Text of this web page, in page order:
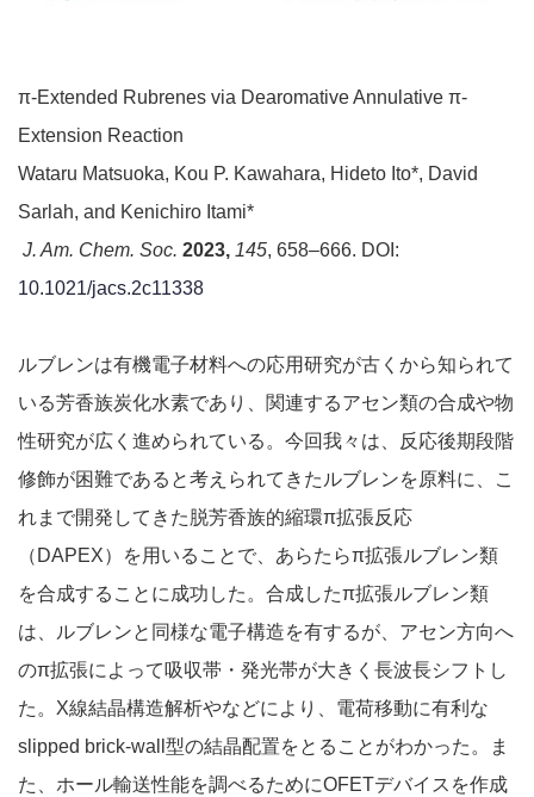
π-Extended Rubrenes via Dearomative Annulative π-
Extension Reaction
Wataru Matsuoka, Kou P. Kawahara, Hideto Ito*, David
Sarlah, and Kenichiro Itami*
J. Am. Chem. Soc. 2023, 145, 658–666. DOI:
10.1021/jacs.2c11338
ルブレンは有機電子材料への応用研究が古くから知られて
いる芳香族炭化水素であり、関連するアセン類の合成や物
性研究が広く進められている。今回我々は、反応後期段階
修飾が困難であると考えられてきたルブレンを原料に、こ
れまで開発してきた脱芳香族的縮環π拡張反応
（DAPEX）を用いることで、あらたらπ拡張ルブレン類
を合成することに成功した。合成したπ拡張ルブレン類
は、ルブレンと同様な電子構造を有するが、アセン方向へ
のπ拡張によって吸収帯・発光帯が大きく長波長シフトし
た。X線結晶構造解析やなどにより、電荷移動に有利な
slipped brick-wall型の結晶配置をとることがわかった。ま
た、ホール輸送性能を調べるためにOFETデバイスを作成